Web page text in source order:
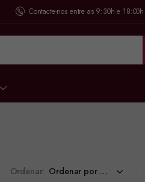
Contacte-nos entre as 9:30h e 18:00h
Ordenar: